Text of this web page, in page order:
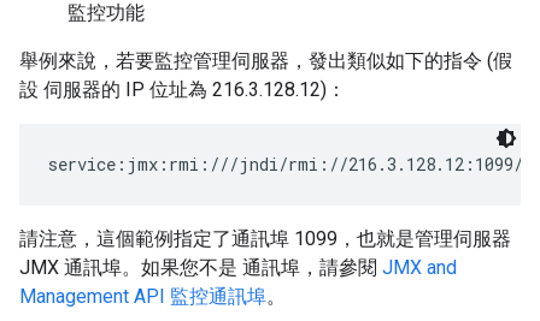
監控功能
舉例來說，若要監控管理伺服器，發出類似如下的指令 (假
設 伺服器的 IP 位址為 216.3.128.12)：
service:jmx:rmi:///jndi/rmi://216.3.128.12:1099/
請注意，這個範例指定了通訊埠 1099，也就是管理伺服器
JMX 通訊埠。如果您不是 通訊埠，請參閱 JMX and
Management API 監控通訊埠。